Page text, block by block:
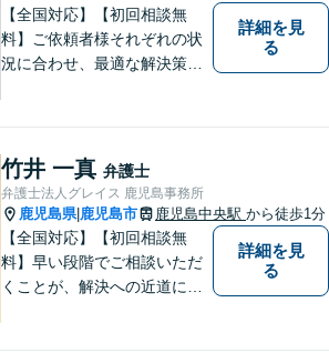
可】
【全国対応】【初回相談無
料】ご依頼者様それぞれの状
況に合わせ、最適な解決策を
き合い、解決までしっかりサ
ポートします。【電話・WEB
相談も対応可能】
詳細を見
る
竹井 一真 弁護士
弁護士法人グレイス 鹿児島事務所
鹿児島県| 鹿児島市 鹿児島中央駅 から徒歩1分
【全国対応】【初回相談無
料】早い段階でご相談いただ
くことが、解決への近道にな
詳細を見
る